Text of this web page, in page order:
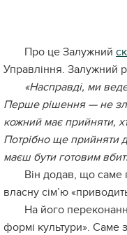
Про це Залужний
Управління. Залужний
«Насправді, ми
Перше рішення — не
кожний має прийняти,
Потрібно ще прийняти
маєш бути готовим
Він додав, що саме
власну сім’ю
На його
формі культури». Саме